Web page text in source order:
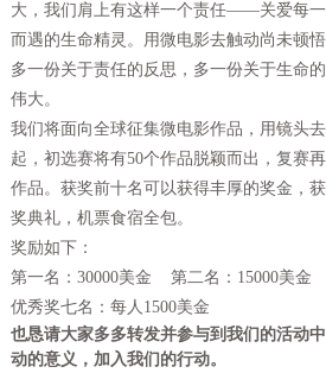
大，我们肩上有这样一个责任——关爱每
而遇的生命精灵。用微电影去触动尚未顿
多一份关于责任的反思，多一份关于生命
伟大。
我们将面向全球征集微电影作品，用镜头
起，初选赛将有50个作品脱颖而出，复赛
作品。获奖前十名可以获得丰厚的奖金，
奖典礼，机票食宿全包。
奖励如下：
第一名：30000美金 第二名：15000美金
优秀奖七名：每人1500美金
也恳请大家多多转发并参与到我们的活动
动的意义，加入我们的行动。